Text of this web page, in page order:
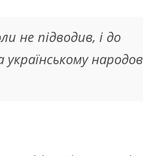
не підводив, і до